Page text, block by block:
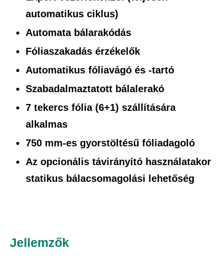
automatikus ciklus)
Automata bálarakódás
Fóliaszakadás érzékelők
Automatikus fóliavágó és -tartó
Szabadalmaztatott bálalerakó
7 tekercs fólia (6+1) szállítására
alkalmas
750 mm-es gyorstöltésű fóliadagoló
Az opcionális távirányító használatakor
statikus bálacsomagolási lehetőség
Jellemzők